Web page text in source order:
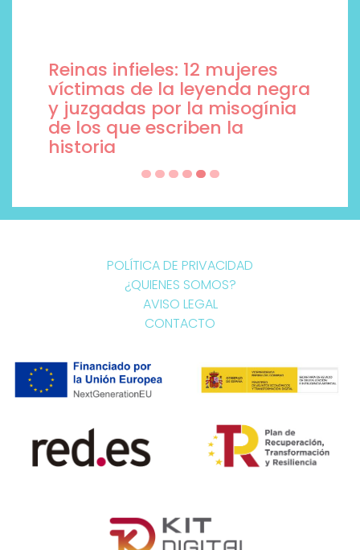
Reinas infieles: 12 mujeres
víctimas de la leyenda negra
y juzgadas por la misogínia
de los que escriben la
historia
POLÍTICA DE PRIVACIDAD
¿QUIENES SOMOS?
AVISO LEGAL
CONTACTO